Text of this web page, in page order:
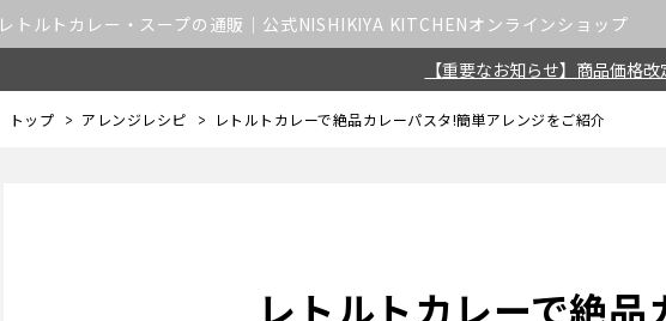
レトルトカレー・スープの通販｜公式NISHIKIYA KITCHENオンラインショップ
【重要なお知らせ】商品価格
トップ アレンジレシピ レトルトカレーで絶品カレーパスタ!簡単アレンジをご紹介
レトルトカレーで絶